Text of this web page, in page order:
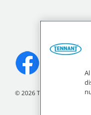
©2026Tennant